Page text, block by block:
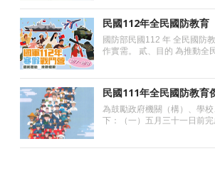
民國112年全民國防教育
國防部民國112 年 全民國防
作實需。 貳、目的 為推動全
民國111年全民國防教育
為鼓勵政府機關（構）、學
下：（一）五月三十一日前